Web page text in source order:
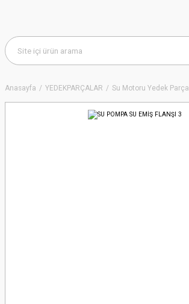
Anasayfa YEDEKPARÇALAR Su Motoru Yedek Parça